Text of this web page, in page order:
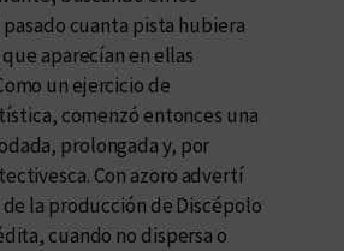
cuanta pista hubiera
aparecían en ellas
un ejercicio de
comenzó entonces una
prolongada y, por
Con azoro advertí
la producción de Discépolo
cuando no dispersa o